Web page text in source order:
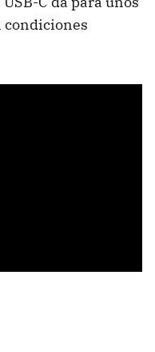
condiciones